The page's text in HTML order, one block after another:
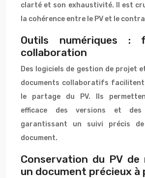
clarté et son exhaustivité. Il est
la cohérence entre le PV et le
Outils numériques :
collaboration
Des logiciels de gestion de projet
documents collaboratifs
le partage du PV. Ils
efficace des versions et des
garantissant un suivi précis de
document.
Conservation du PV de
un document précieux à